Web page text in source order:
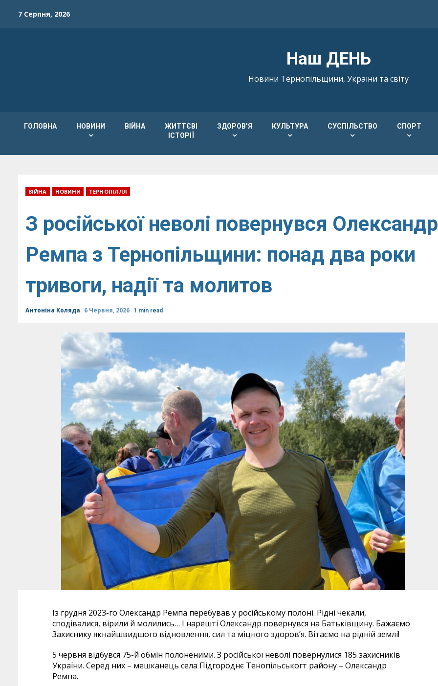
7 Серпня, 2026
Наш ДЕНЬ
Новини Тернопільщини, України та світу
ГОЛОВНА НОВИНИ ВІЙНА
ЖИТТЄВІ
ІСТОРІЇ
ЗДОРОВ’Я КУЛЬТУРА СУСПІЛЬСТВО СПОРТ
ВІЙНА НОВИНИ ТЕРНОПІЛЛЯ
З російської неволі повернувся Олександр
Ремпа з Тернопільщини: понад два роки
тривоги, надії та молитов
Антоніна Коляда 6 Червня, 2026 1 min read
Із грудня 2023-го Олександр Ремпа перебував у російському полоні. Рідні чекали,
сподівалися, вірили й молились… І нарешті Олександр повернувся на Батьківщину. Бажаємо
Захиснику якнайшвидшого відновлення, сил та міцного здоров’я. Вітаємо на рідній землі!
5 червня відбувся 75-й обмін полоненими. З російської неволі повернулися 185 захисників
України. Серед них – мешканець села Підгороднє Тенопільськогт району – Олександр
Ремпа.